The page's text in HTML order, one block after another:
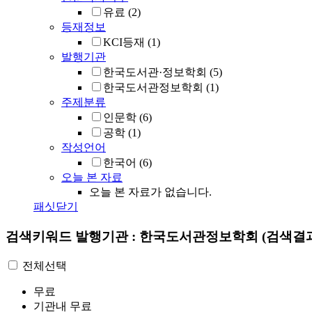
유료 (2)
등재정보
KCI등재 (1)
발행기관
한국도서관·정보학회 (5)
한국도서관정보학회 (1)
주제분류
인문학 (6)
공학 (1)
작성언어
한국어 (6)
오늘 본 자료
오늘 본 자료가 없습니다.
패싯닫기
검색키워드 발행기관 : 한국도서관정보학회 (검색결
전체선택
무료
기관내 무료